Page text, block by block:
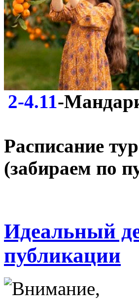
2-4.11-
Расписание
(забираем по
Идеальный
публикации